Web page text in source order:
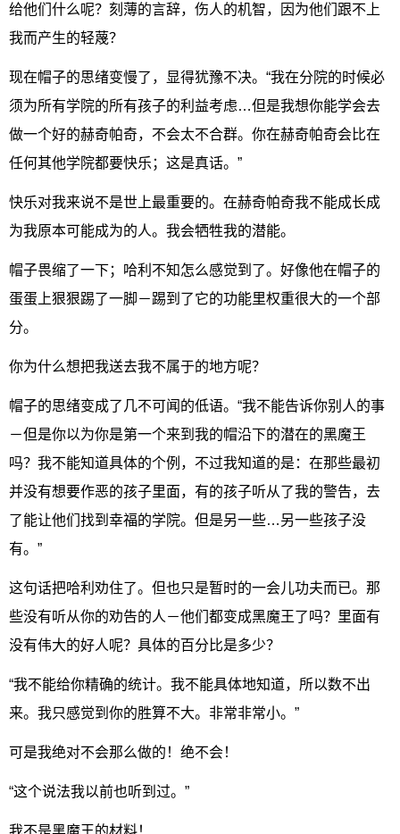
给他们什么呢？刻薄的言辞，伤人的机智，因为他们跟不上
我而产生的轻蔑？
现在帽子的思绪变慢了，显得犹豫不决。“我在分院的时候必
须为所有学院的所有孩子的利益考虑…但是我想你能学会去
做一个好的赫奇帕奇，不会太不合群。你在赫奇帕奇会比在
任何其他学院都要快乐；这是真话。”
快乐对我来说不是世上最重要的。在赫奇帕奇我不能成长成
为我原本可能成为的人。我会牺牲我的潜能。
帽子畏缩了一下；哈利不知怎么感觉到了。好像他在帽子的
蛋蛋上狠狠踢了一脚－踢到了它的功能里权重很大的一个部
分。
你为什么想把我送去我不属于的地方呢？
帽子的思绪变成了几不可闻的低语。“我不能告诉你别人的事
－但是你以为你是第一个来到我的帽沿下的潜在的黑魔王
吗？我不能知道具体的个例，不过我知道的是：在那些最初
并没有想要作恶的孩子里面，有的孩子听从了我的警告，去
了能让他们找到幸福的学院。但是另一些…另一些孩子没
有。”
这句话把哈利劝住了。但也只是暂时的一会儿功夫而已。那
些没有听从你的劝告的人－他们都变成黑魔王了吗？里面有
没有伟大的好人呢？具体的百分比是多少？
“我不能给你精确的统计。我不能具体地知道，所以数不出
来。我只感觉到你的胜算不大。非常非常小。”
可是我绝对不会那么做的！绝不会！
“这个说法我以前也听到过。”
我不是黑魔王的材料！